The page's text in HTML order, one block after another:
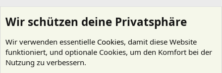
Wir schützen deine Privatsphäre
Wir verwenden essentielle Cookies, damit diese Website
funktioniert, und optionale Cookies, um den Komfort bei der
Nutzung zu verbessern.